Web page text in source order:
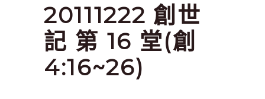
20111222 創世
記 第 16 堂(創
4:16~26)